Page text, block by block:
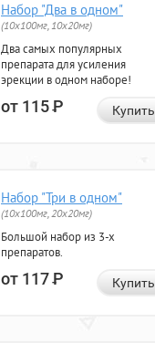
Набор "Два в одном"
(10x100мг, 10x20мг)
Два самых популярных
препарата для усиления
эрекции в одном наборе!
от 115Р Купить
Набор "Три в одном"
(10x100мг, 20x20мг)
Большой набор из 3-х
препаратов.
от 117Р Купить